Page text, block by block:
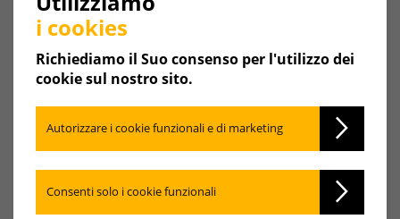
Avvia la ricerca
i cookies
Richiediamo il Suo consenso per l'utilizzo dei
cookie sul nostro sito.
Autorizzare i cookie funzionali e di marketing
Consenti solo i cookie funzionali